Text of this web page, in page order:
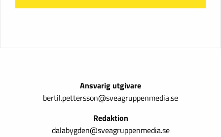
Ansvarig utgivare
bertil.pettersson@sveagruppenmedia.se
Redaktion
dalabygden@sveagruppenmedia.se